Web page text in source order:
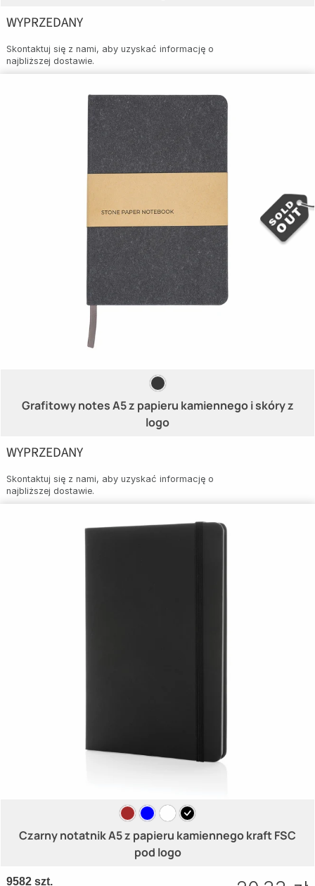
WYPRZEDANY
Skontaktuj się z nami, aby uzyskać informację o
najbliższej dostawie.
Grafitowy notes A5 z papieru kamiennego i skóry z
logo
WYPRZEDANY
Skontaktuj się z nami, aby uzyskać informację o
najbliższej dostawie.
Czarny notatnik A5 z papieru kamiennego kraft FSC
pod logo
9582 szt.